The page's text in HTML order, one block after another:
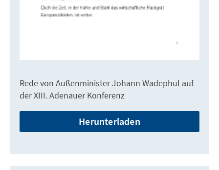
Rede von Außenminister Johann Wadephul auf
der XIII. Adenauer Konferenz
Herunterladen